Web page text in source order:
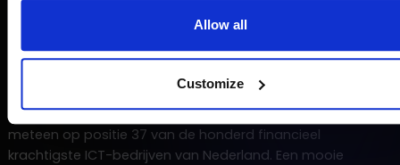
Allow all
Customize
Strix maakt zijn entree in de
Computable100 op positie 37
Mooi nieuws: Strix Group staat in de recent onthulde
Computable100. Als nieuwe binnenkomer landen we
meteen op positie 37 van de honderd financieel
krachtigste ICT-bedrijven van Nederland. Een mooie